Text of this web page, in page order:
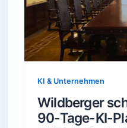
KI & Unternehmen
Wildberger
90-Tage-KI-